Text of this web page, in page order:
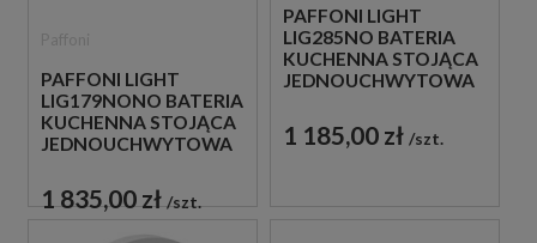
PAFFONI LIGHT
LIG179NONO BATERIA
KUCHENNA STOJĄCA
JEDNOUCHWYTOWA
1 835,00 zł szt.
PAFFONI LIGHT
LIG285NO BATERIA
KUCHENNA STOJĄCA
JEDNOUCHWYTOWA
1 185,00 zł szt.